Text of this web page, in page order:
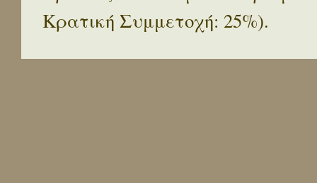
Κρατική Συμμετοχή: 25%).